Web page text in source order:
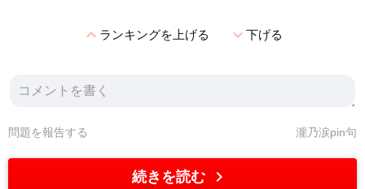
expand_lessランキングを上げる expand_more下げる
瀧乃涙pin句
問題を報告する
続きを読む chevron_right